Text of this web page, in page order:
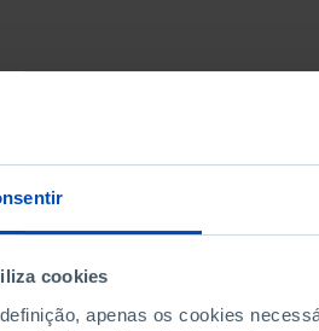
cookies
apenas os cookies